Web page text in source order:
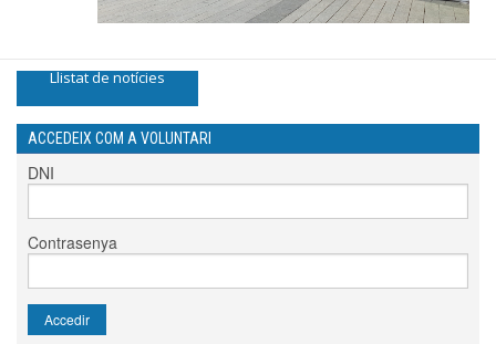
Llistat de notícies
ACCEDEIX COM A VOLUNTARI
DNI
Contrasenya